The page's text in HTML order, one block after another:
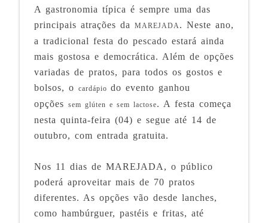
A gastronomia típica é sempre uma das
principais atrações da
MAREJADA. Neste ano,
a tradicional festa do pescado estará ainda
mais gostosa e democrática. Além de opções
variadas de pratos, para todos os gostos e
bolsos, o cardápio do evento ganhou
opções sem glúten e sem lactose. A festa começa
nesta quinta-feira (04) e segue até 14 de
outubro, com entrada gratuita.
Nos 11 dias de MAREJADA, o público
poderá aproveitar mais de 70 pratos
diferentes. As opções vão desde lanches,
como hambúrguer, pastéis e fritas, até